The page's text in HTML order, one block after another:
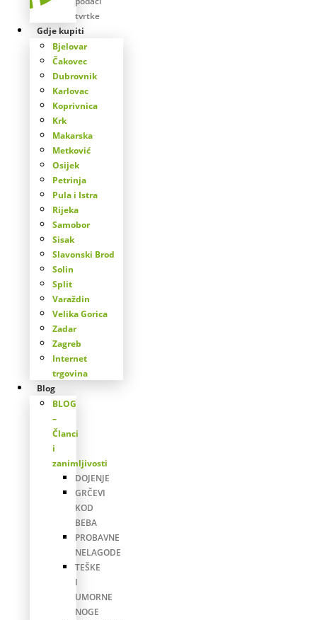
tvrtke
Gdje kupiti
Bjelovar
Čakovec
Dubrovnik
Karlovac
Koprivnica
Krk
Makarska
Metković
Osijek
Petrinja
Pula i Istra
Rijeka
Samobor
Sisak
Slavonski Brod
Solin
Split
Varaždin
Velika Gorica
Zadar
Zagreb
Internet
trgovina
Blog
BLOG
–
Članci
i
zanimljivosti
DOJENJE
GRČEVI
KOD
BEBA
PROBAVNE
NELAGODE
TEŠKE
I
UMORNE
NOGE